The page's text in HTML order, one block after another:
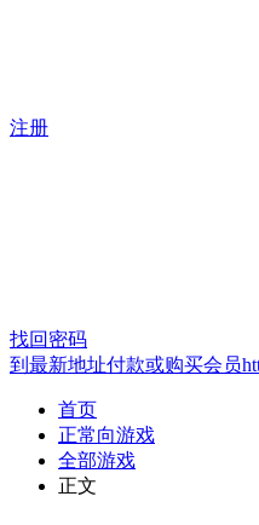
注册
找回密码
到最新地址付款或购买会员
首页
正常向游戏
全部游戏
正文